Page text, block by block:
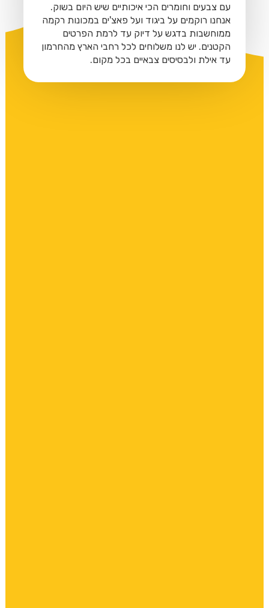
עם צבעים וחומרים הכי איכותיים שיש היום בשוק.
אנחנו רוקמים על ביגוד ועל פאצ'ים במכונות רקמה
ממוחשבות בדגש על דיוק עד לרמת הפרטים
הקטנים. יש לנו משלוחים לכל רחבי הארץ מהחרמון
עד אילת ולבסיסים צבאיים בכל מקום.